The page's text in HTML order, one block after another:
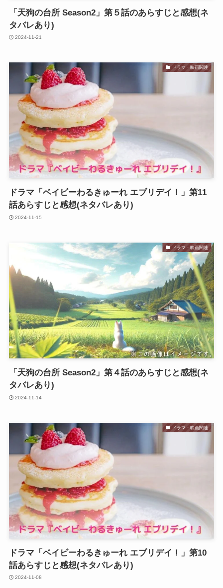
「天狗の台所 Season2」第５話のあらすじと感想(ネ
タバレあり)
2024-11-21
ドラマ・映画関連
ドラマ「ベイビーわるきゅーれ エブリデイ！」第11
話あらすじと感想(ネタバレあり)
2024-11-15
ドラマ・映画関連
「天狗の台所 Season2」第４話のあらすじと感想(ネ
タバレあり)
2024-11-14
ドラマ・映画関連
ドラマ「ベイビーわるきゅーれ エブリデイ！」第10
話あらすじと感想(ネタバレあり)
2024-11-08